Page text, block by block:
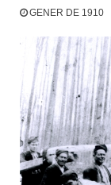
GENER DE 1910